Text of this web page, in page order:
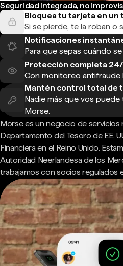
Seguridad integrada, no
Bloquea tu tarjeta en un
Si se pierde, te la roban o
Notificaciones
Para que sepas cuándo
Protección completa
Con monitoreo antifraude
Mantén control total de
Nadie más que vos
Morse.
Morse es un negocio de
Departamento del Tesoro de EE.
Financiera en el Reino Unido.
Autoridad Neerlandesa de los
trabajamos con socios regulados